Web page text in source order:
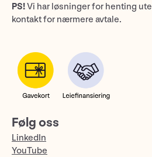
PS!Vi har løsninger for henting
kontakt for nærmere avtale.
Følg oss
LinkedIn
YouTube